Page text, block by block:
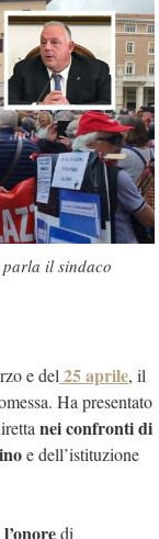
parla il sindaco
e del 25 aprile, il
Ha presentato
nei confronti di
e dell’istituzione
di